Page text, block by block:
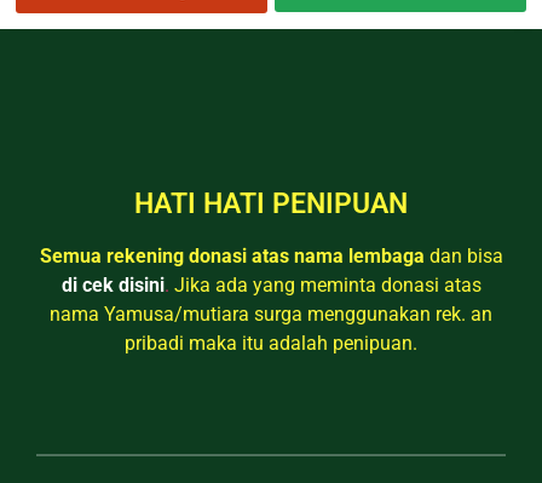
HATI HATI PENIPUAN
Semua rekening donasi atas nama lembaga dan bisa
di cek disini. Jika ada yang meminta donasi atas
nama Yamusa/mutiara surga menggunakan rek. an
pribadi maka itu adalah penipuan.